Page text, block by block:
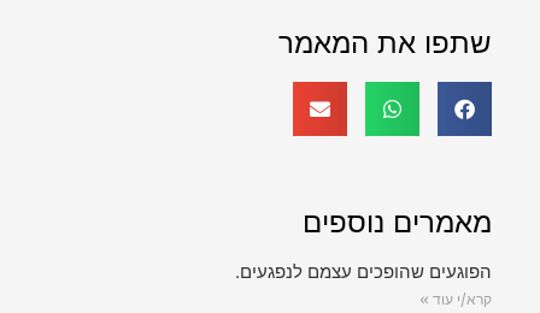
שתפו את המאמר
מאמרים נוספים
הפוגעים שהופכים עצמם לנפגעים.
קרא/י עוד »